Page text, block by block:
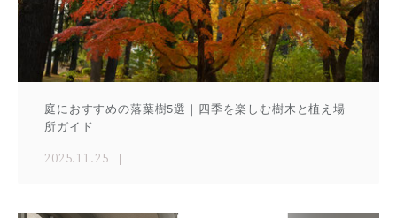
庭におすすめの落葉樹5選｜四季を楽しむ樹木と植え場
所ガイド
2025.11.25